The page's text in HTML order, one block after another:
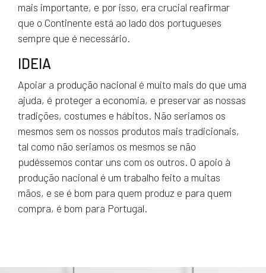
mais importante, e por isso, era crucial reafirmar
que o Continente está ao lado dos portugueses
sempre que é necessário.
IDEIA
Apoiar a produção nacional é muito mais do que uma
ajuda, é proteger a economia, e preservar as nossas
tradições, costumes e hábitos. Não seriamos os
mesmos sem os nossos produtos mais tradicionais,
tal como não seriamos os mesmos se não
pudéssemos contar uns com os outros. O apoio à
produção nacional é um trabalho feito a muitas
mãos, e se é bom para quem produz e para quem
compra, é bom para Portugal.